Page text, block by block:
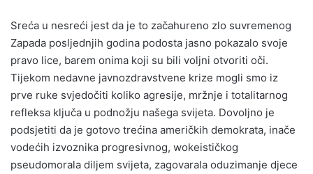
Sreća u nesreći jest da je to začahureno zlo suvremenog
Zapada posljednjih godina podosta jasno pokazalo svoje
pravo lice, barem onima koji su bili voljni otvoriti oči.
Tijekom nedavne javnozdravstvene krize mogli smo iz
prve ruke svjedočiti koliko agresije, mržnje i totalitarnog
refleksa ključa u podnožju našega svijeta. Dovoljno je
podsjetiti da je gotovo trećina američkih demokrata, inače
vodećih izvoznika progresivnog, wokeističkog
pseudomorala diljem svijeta, zagovarala oduzimanje djece